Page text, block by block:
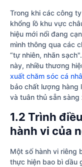
Trong khi các công
khổng lồ khu vực
hiệu mới nổi đang
mình thông qua các
“tự nhiên, nhãn
này, nhiều thương
xuất chăm sóc cá
bảo chất lượng hàng
và tuân thủ sẵn sàng
1.2 Trình
hành vi của
Một số hành vi riêng
thực hiện bao bì dầu